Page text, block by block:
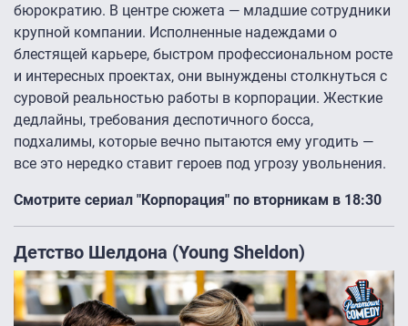
бюрократию. В центре сюжета — младшие сотрудники
крупной компании. Исполненные надеждами о
блестящей карьере, быстром профессиональном росте
и интересных проектах, они вынуждены столкнуться с
суровой реальностью работы в корпорации. Жесткие
дедлайны, требования деспотичного босса,
подхалимы, которые вечно пытаются ему угодить —
все это нередко ставит героев под угрозу увольнения.
Смотрите сериал "Корпорация" по вторникам в 18:30
Детство Шелдона (Young Sheldon)